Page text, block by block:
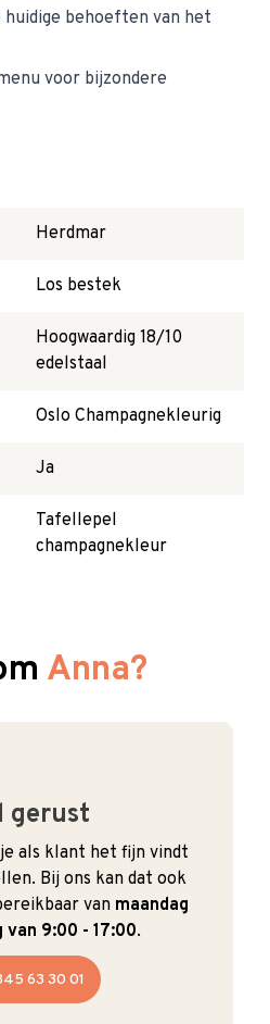
huidige behoeften van het
voor bijzondere
Herdmar
Los bestek
Hoogwaardig 18/10
edelstaal
Oslo Champagnekleurig
Ja
Tafellepel
champagnekleur
Anna?
gerust
als klant het fijn vindt
Bij ons kan dat ook
van maandag
9:00 - 17:00.
63 30 01